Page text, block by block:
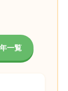
一覧